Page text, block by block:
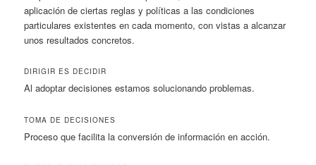
aplicación de ciertas reglas y políticas a las condiciones
particulares existentes en cada momento, con vistas a alcanzar
unos resultados concretos.
DIRIGIR ES DECIDIR
Al adoptar decisiones estamos solucionando problemas.
TOMA DE DECISIONES
Proceso que facilita la conversión de información en acción.